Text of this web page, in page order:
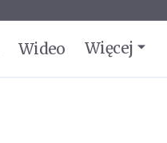
Wideo Więcej